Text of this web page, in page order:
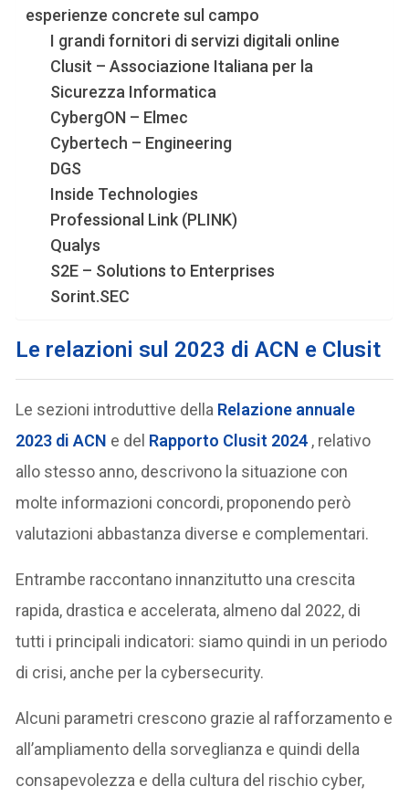
esperienze concrete sul campo
I grandi fornitori di servizi digitali online
Clusit – Associazione Italiana per la
Sicurezza Informatica
CybergON – Elmec
Cybertech – Engineering
DGS
Inside Technologies
Professional Link (PLINK)
Qualys
S2E – Solutions to Enterprises
Sorint.SEC
Le relazioni sul 2023 di ACN e Clusit
Le sezioni introduttive della Relazione annuale
2023 di ACN e del Rapporto Clusit 2024 , relativo
allo stesso anno, descrivono la situazione con
molte informazioni concordi, proponendo però
valutazioni abbastanza diverse e complementari.
Entrambe raccontano innanzitutto una crescita
rapida, drastica e accelerata, almeno dal 2022, di
tutti i principali indicatori: siamo quindi in un periodo
di crisi, anche per la cybersecurity.
Alcuni parametri crescono grazie al rafforzamento e
all’ampliamento della sorveglianza e quindi della
consapevolezza e della cultura del rischio cyber,